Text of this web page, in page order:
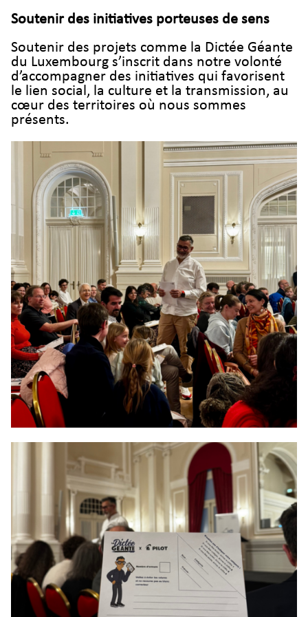
Soutenir des initiatives porteuses de sens
Soutenir des projets comme la Dictée Géante
du Luxembourg s’inscrit dans notre volonté
d’accompagner des initiatives qui favorisent
le lien social, la culture et la transmission, au
cœur des territoires où nous sommes
présents.